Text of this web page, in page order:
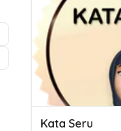
Kata Seru